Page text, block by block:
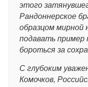
этого
Рандоннерское
образцом мирной
подавать
бороться за
С глубоким
Комочков,